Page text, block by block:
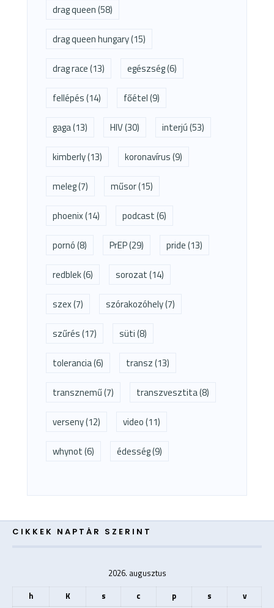
drag queen(58)
drag queen hungary(15)
drag race(13) egészség(6)
fellépés(14) főétel(9)
gaga(13) HIV(30) interjú(53)
kimberly(13) koronavírus(9)
meleg(7) műsor(15)
phoenix(14) podcast(6)
pornó(8) PrEP(29) pride(13)
redblek(6) sorozat(14)
szex(7) szórakozóhely(7)
szűrés(17) süti(8)
tolerancia(6) transz(13)
transznemű(7) transzvesztita(8)
verseny(12) video(11)
whynot(6) édesség(9)
CIKKEK NAPTÁR SZERINT
2026. augusztus
h
K s c p s v